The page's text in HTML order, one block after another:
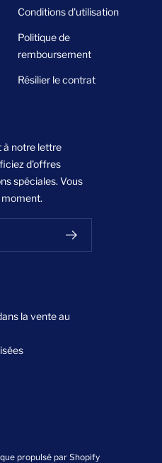
Conditions d'utilisation
Politique de
remboursement
Résilier le contrat
à notre lettre
d'offres
spéciales. Vous
la vente au
propulsé par Shopify